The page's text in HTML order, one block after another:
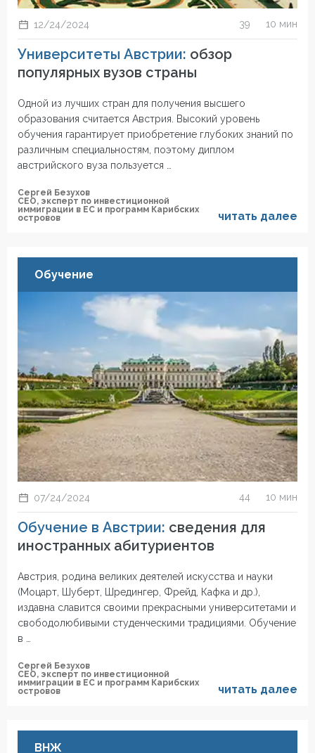
12/24/2024 39 10 мин
Университеты Австрии: обзор
популярных вузов страны
Одной из лучших стран для получения высшего
образования считается Австрия. Высокий уровень
обучения гарантирует приобретение глубоких знаний по
различным специальностям, поэтому диплом
австрийского вуза пользуется …
Сергей Безухов
СЕО, эксперт по инвестиционной
иммиграции в ЕС и программ Карибских
островов
читать далее
Обучение
07/24/2024 44 10 мин
Обучение в Австрии: сведения для
иностранных абитуриентов
Австрия, родина великих деятелей искусства и науки
(Моцарт, Шуберт, Шредингер, Фрейд, Кафка и др.),
издавна славится своими прекрасными университетами и
свободолюбивыми студенческими традициями. Обучение
в …
Сергей Безухов
СЕО, эксперт по инвестиционной
иммиграции в ЕС и программ Карибских
островов
читать далее
ВНЖ